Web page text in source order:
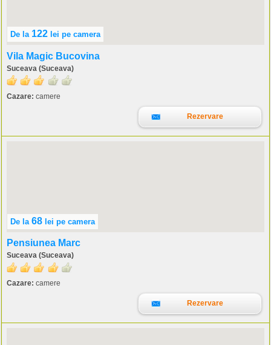
De la 122 lei pe camera
Vila Magic Bucovina
Suceava (Suceava)
Cazare: camere
Rezervare
De la 68 lei pe camera
Pensiunea Marc
Suceava (Suceava)
Cazare: camere
Rezervare